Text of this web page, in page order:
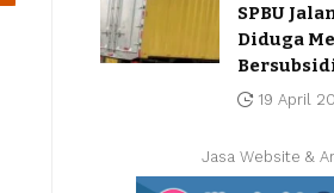
SPBU
Diduga
19 April
Jasa Website &